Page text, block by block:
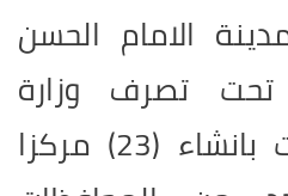
الامام الحسن
تحت تصرف وزارة
الصحة، كما قامت بانشاء (23) مركزا